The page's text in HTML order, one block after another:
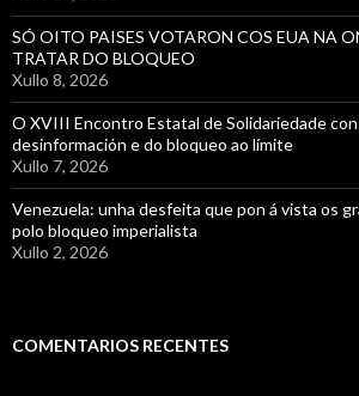
SÓ OITO PAISES VOTARON COS EUA NA
TRATAR DO BLOQUEO
Xullo 8, 2026
O XVIII Encontro Estatal de Solidariedade
desinformación e do bloqueo ao límite
Xullo 7, 2026
Venezuela: unha desfeita que pon á vista os
polo bloqueo imperialista
Xullo 2, 2026
COMENTARIOS RECENTES